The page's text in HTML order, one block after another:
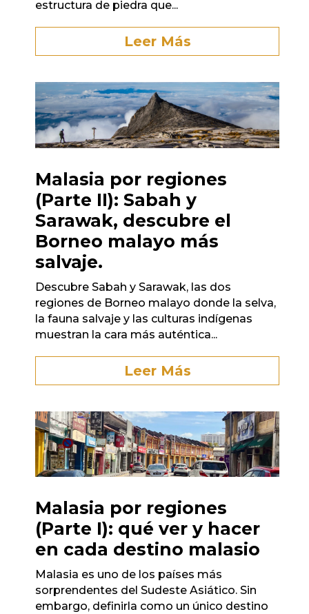
estructura de piedra que...
Leer Más
Malasia por regiones
(Parte II): Sabah y
Sarawak, descubre el
Borneo malayo más
salvaje.
Descubre Sabah y Sarawak, las dos
regiones de Borneo malayo donde la selva,
la fauna salvaje y las culturas indígenas
muestran la cara más auténtica...
Leer Más
Malasia por regiones
(Parte I): qué ver y hacer
en cada destino malasio
Malasia es uno de los países más
sorprendentes del Sudeste Asiático. Sin
embargo, definirla como un único destino